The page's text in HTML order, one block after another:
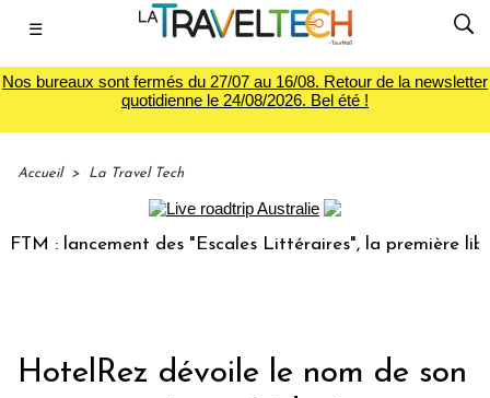
☰
Nos bureaux sont fermés du 27/07 au 16/08. Retour de la newsletter
quotidienne le 24/08/2026. Bel été !
Accueil > La Travel Tech
: lancement des "Escales Littéraires", la première librairie
HotelRez dévoile le nom de son